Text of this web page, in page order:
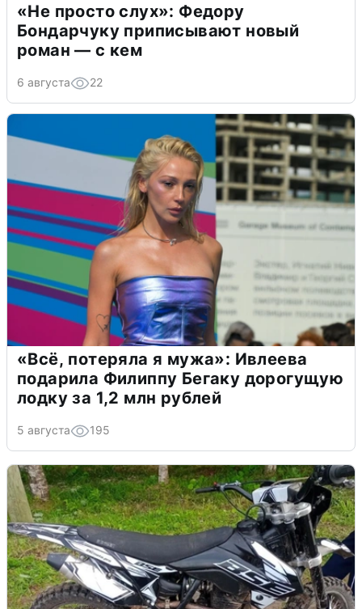
«Не просто слух»: Федору
Бондарчуку приписывают новый
роман — с кем
6 августа 22
«Всё, потеряла я мужа»: Ивлеева
подарила Филиппу Бегаку дорогущую
лодку за 1,2 млн рублей
5 августа 195